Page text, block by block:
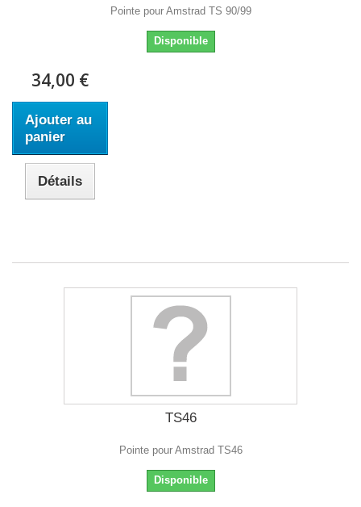
Pointe pour Amstrad TS 90/99
Disponible
34,00 €
Ajouter au
panier
Détails
TS46
Pointe pour Amstrad TS46
Disponible